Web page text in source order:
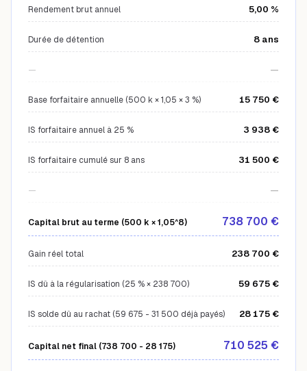
Rendement brut annuel 5,00 %
Durée de détention 8 ans
— —
Base forfaitaire annuelle (500 k × 1,05 × 3 %) 15 750 €
IS forfaitaire annuel à 25 % 3 938 €
IS forfaitaire cumulé sur 8 ans 31 500 €
— —
Capital brut au terme (500 k × 1,05^8) 738 700 €
Gain réel total 238 700 €
IS dû à la régularisation (25 % × 238 700) 59 675 €
IS solde dû au rachat (59 675 - 31 500 déjà payés) 28 175 €
Capital net final (738 700 - 28 175) 710 525 €